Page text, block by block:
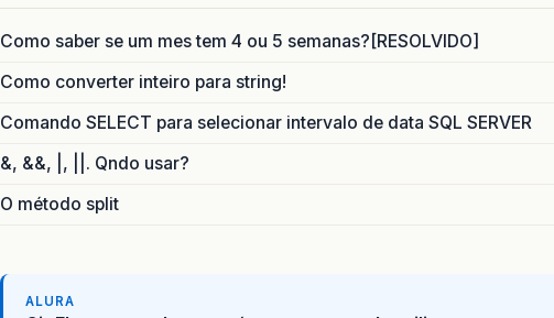
Como saber se um mes tem 4 ou 5 semanas?[RESOLVIDO]
Como converter inteiro para string!
Comando SELECT para selecionar intervalo de data SQL SERVER
&, &&, |, ||. Qndo usar?
O método split
ALURA